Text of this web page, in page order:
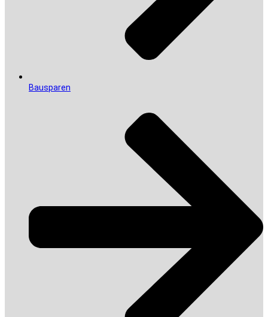
Bausparen